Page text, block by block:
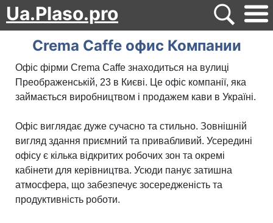
Ua.Plaso.pro
Crema Caffe офис Компании
Офіс фірми Crema Caffe знаходиться на вулиці
Преображенській, 23 в Києві. Це офіс компанії, яка
займається виробництвом і продажем кави в Україні.
Офіс виглядає дуже сучасно та стильно. Зовнішній
вигляд здання приємний та привабливий. Усередині
офісу є кілька відкритих робочих зон та окремі
кабінети для керівництва. Усюди панує затишна
атмосфера, що забезпечує зосередженість та
продуктивність роботи.